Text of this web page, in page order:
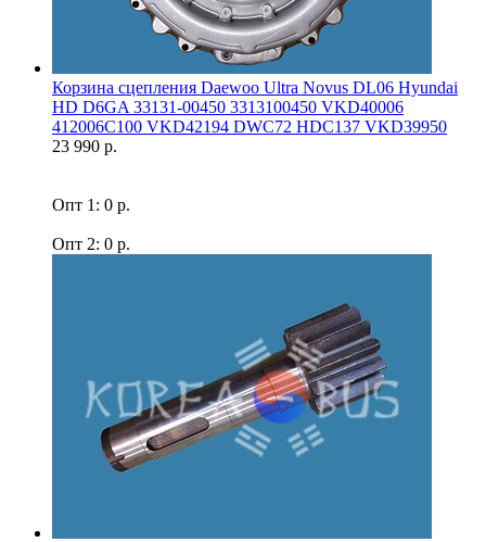
Корзина сцепления Daewoo Ultra Novus DL06 Hyundai
HD D6GA 33131-00450 3313100450 VKD40006
412006C100 VKD42194 DWC72 HDC137 VKD39950
23 990 р.
Опт 1: 0 р.
Опт 2: 0 р.